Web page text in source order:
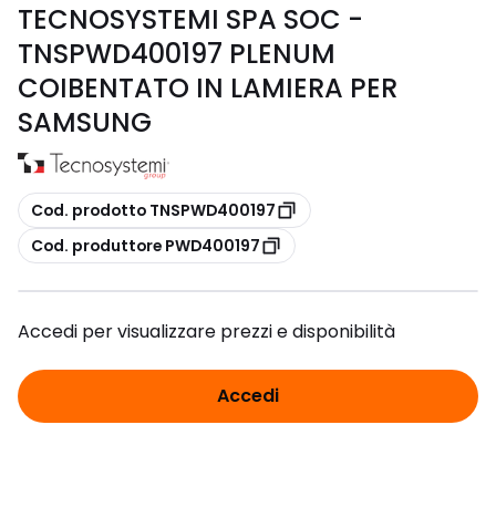
TECNOSYSTEMI SPA SOC -
TNSPWD400197 PLENUM
COIBENTATO IN LAMIERA PER
SAMSUNG
copia
Cod. prodotto TNSPWD400197
copia
Cod. produttore PWD400197
Accedi per visualizzare prezzi e disponibilità
Accedi